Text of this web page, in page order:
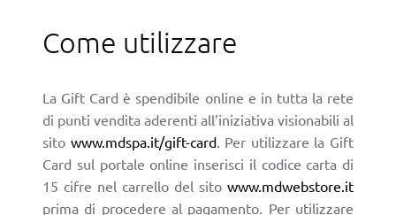
Come utilizzare
La Gift Card è spendibile online e in tutta la rete
di punti vendita aderenti all’iniziativa visionabili al
sito www.mdspa.it/gift-card. Per utilizzare la Gift
Card sul portale online inserisci il codice carta di
15 cifre nel carrello del sito www.mdwebstore.it
prima di procedere al pagamento. Per utilizzare